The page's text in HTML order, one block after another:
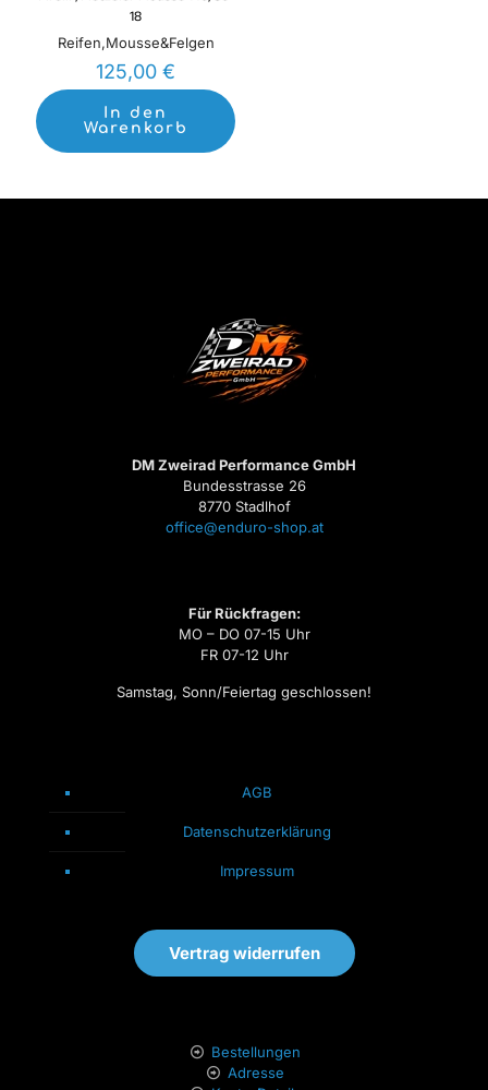
18
Reifen,Mousse&Felgen
125,00€
In den
Warenkorb
DM Zweirad Performance GmbH
Bundesstrasse 26
8770 Stadlhof
office@enduro-shop.at
Für Rückfragen:
MO – DO 07-15 Uhr
FR 07-12 Uhr
Samstag, Sonn/Feiertag geschlossen!
AGB
Datenschutzerklärung
Impressum
Vertrag widerrufen
Bestellungen
Adresse